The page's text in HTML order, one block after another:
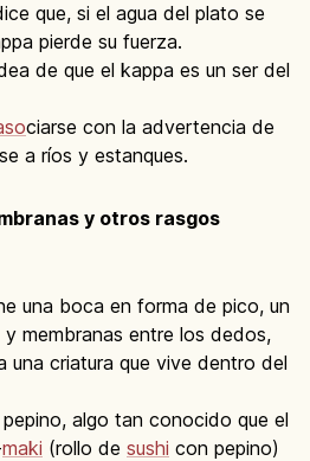
que, si el agua del plato se
pierde su fuerza.
de que el kappa es un ser del
ciarse con la advertencia de
a ríos y estanques.
y otros rasgos
una boca en forma de pico, un
membranas entre los dedos,
una criatura que vive dentro del
algo tan conocido que el
maki (rollo de sushi con pepino)